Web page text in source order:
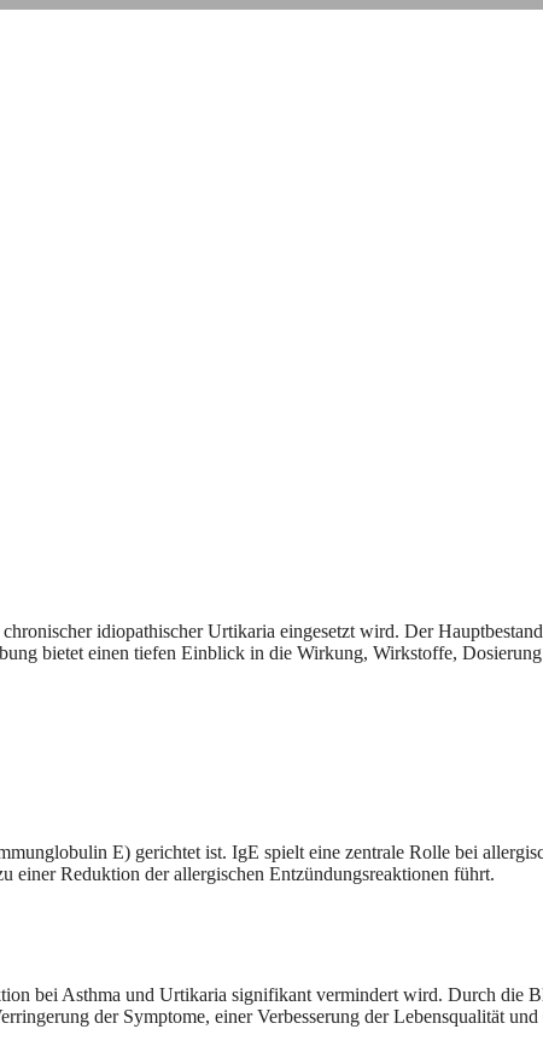
idiopathischer Urtikaria eingesetzt wird. Der
bietet einen tiefen Einblick in die Wirkung, Wirkstoffe,
E) gerichtet ist. IgE spielt eine zentrale Rolle bei
einer Reduktion der allergischen Entzündungsreaktionen führt.
bei Asthma und Urtikaria signifikant vermindert wird. Durch die
der Symptome, einer Verbesserung der Lebensqualität